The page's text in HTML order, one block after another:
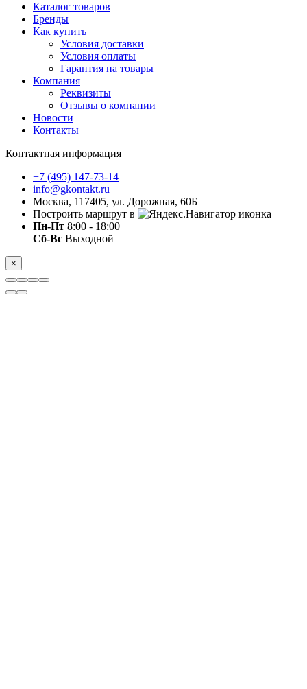
Каталог товаров
Бренды
Как купить
Условия доставки
Условия оплаты
Гарантия на товары
Компания
Реквизиты
Отзывы о компании
Новости
Контакты
Контактная информация
+7 (495) 147-73-14
info@gkontakt.ru
Москва, 117405, ул. Дорожная, 60Б
Построить маршрут в
Пн-Пт 8:00 - 18:00
Сб-Вс Выходной
×